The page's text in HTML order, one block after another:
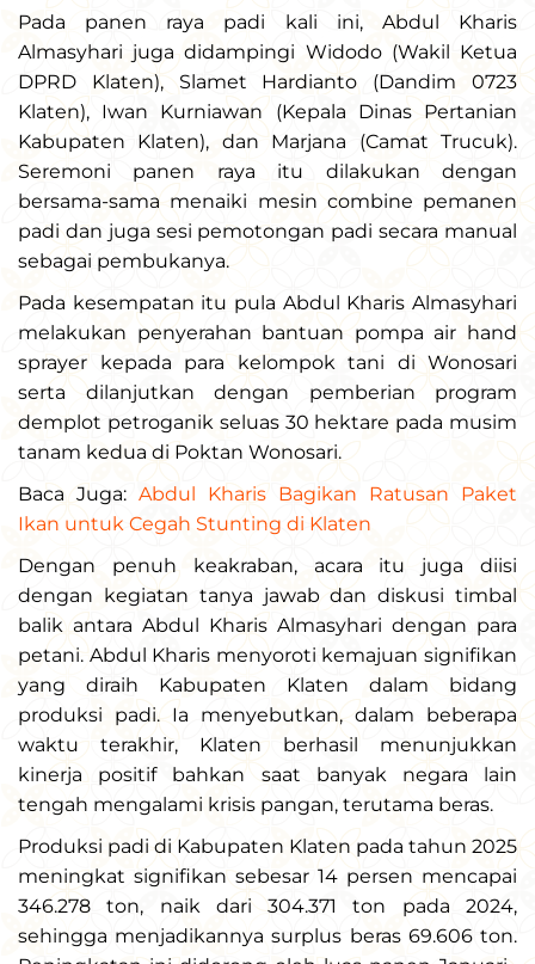
Pada panen raya padi kali ini, Abdul Kharis
Almasyhari juga didampingi Widodo (Wakil Ketua
DPRD Klaten), Slamet Hardianto (Dandim 0723
Klaten), Iwan Kurniawan (Kepala Dinas Pertanian
Kabupaten Klaten), dan Marjana (Camat Trucuk).
Seremoni panen raya itu dilakukan dengan
bersama-sama menaiki mesin combine pemanen
padi dan juga sesi pemotongan padi secara manual
sebagai pembukanya.
Pada kesempatan itu pula Abdul Kharis Almasyhari
melakukan penyerahan bantuan pompa air hand
sprayer kepada para kelompok tani di Wonosari
serta dilanjutkan dengan pemberian program
demplot petroganik seluas 30 hektare pada musim
tanam kedua di Poktan Wonosari.
Baca Juga: Abdul Kharis Bagikan Ratusan Paket
Ikan untuk Cegah Stunting di Klaten
Dengan penuh keakraban, acara itu juga diisi
dengan kegiatan tanya jawab dan diskusi timbal
balik antara Abdul Kharis Almasyhari dengan para
petani. Abdul Kharis menyoroti kemajuan signifikan
yang diraih Kabupaten Klaten dalam bidang
produksi padi. Ia menyebutkan, dalam beberapa
waktu terakhir, Klaten berhasil menunjukkan
kinerja positif bahkan saat banyak negara lain
tengah mengalami krisis pangan, terutama beras.
Produksi padi di Kabupaten Klaten pada tahun 2025
meningkat signifikan sebesar 14 persen mencapai
346.278 ton, naik dari 304.371 ton pada 2024,
sehingga menjadikannya surplus beras 69.606 ton.